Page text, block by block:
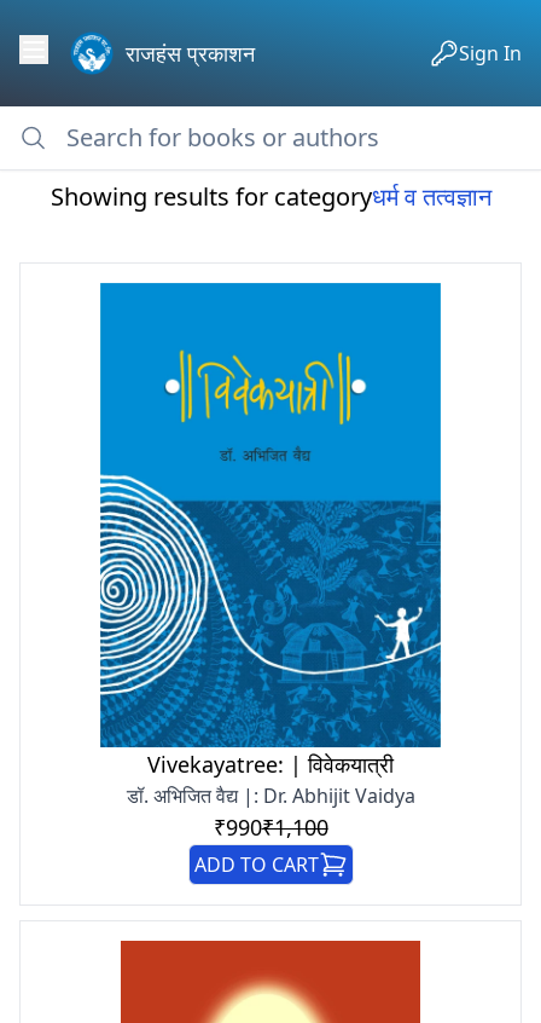
राजहंस प्रकाशन Sign In
Showing results for categoryधर्म व तत्वज्ञान
Vivekayatree: | विवेकयात्री
डॉ. अभिजित वैद्य |: Dr. Abhijit Vaidya
₹990₹1,100
ADD TO CART